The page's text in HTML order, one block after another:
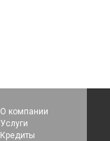
О компании
Услуги
Кредиты